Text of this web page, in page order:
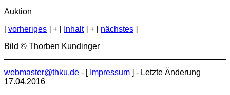
Auktion
[vorheriges ] + [ Inhalt] + [ nächstes ]
Bild © Thorben Kundinger
webmaster@thku.de - [ Impressum ] - Letzte Änderung
17.04.2016